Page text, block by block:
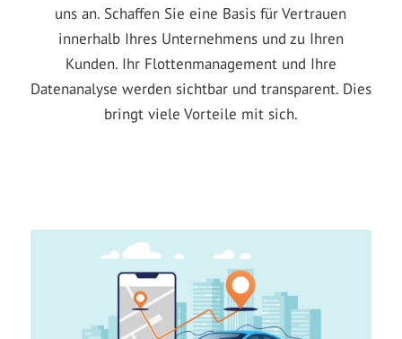
uns an. Schaffen Sie eine Basis für Vertrauen
innerhalb Ihres Unternehmens und zu Ihren
Kunden. Ihr Flottenmanagement und Ihre
Datenanalyse werden sichtbar und transparent. Dies
bringt viele Vorteile mit sich.